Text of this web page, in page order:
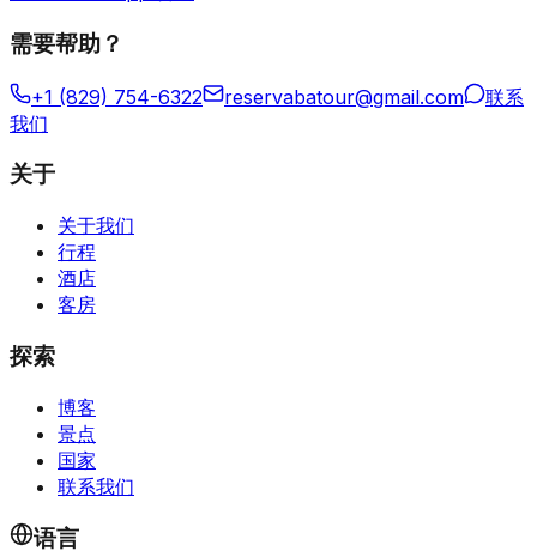
需要帮助？
+1 (829) 754-6322 reservabatour@gmail.com
联系
我们
关于
关于我们
行程
酒店
客房
探索
博客
景点
国家
联系我们
语言